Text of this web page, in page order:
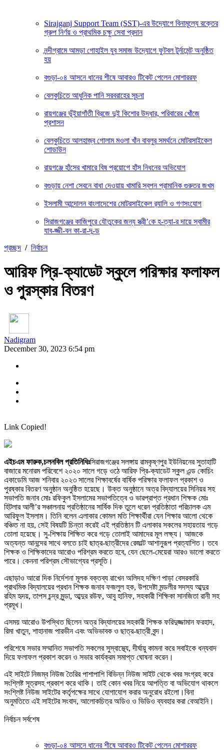
Sirajganj Support Team (SST)-এর উদ্যোগে বিনামূল্যে রক্তের
গ্রুপ নির্ণয় ও প্রাথমিক চক্ষু সেবা প্রদান
নন্দীগ্রামে আমড়া গোহাইল যুব সমাজ উদ্যোগে ফুটবল টুর্নামেন্ট অনুষ্ঠিত
হয়
বগুড়া-০৪ আসনে ধানের শীষে আবারও টিকেট পেলেন মোশাররফ
বেলকুচিতে আধুনিক পানি সরবরাহের সূচনা
রায়গঞ্জের ভূঁইয়াগাঁতী ব্রিজে দুই কিশোর উদ্ধার, পরিবারের খোঁজে
প্রশাসন
বেলকুচিতে আলহাজ্ব গোলাম মওলা খাঁন বাবলুর সমর্থনে মোটরসাইকেল
শোডাউন
রায়গঞ্জে হাঁসের খামারে বিষ প্রয়োগে হাঁস নিধনের অভিযোগ
বগুড়ায় নেশা সেবনে বাধা দেওয়ায় খামারি স্বপন প্রামানিক গুরুতর জখম
ইসলামী আন্দোলন বাংলাদেশের মোটরসাইকেল র‍্যালি ও গণসংযোগ
সিরাজগঞ্জের কাজিপুরে যৌতুকের জন্য স্ত্রী’কে হ-ত্যা-র দায়ে স্বামীর
যাব-জ্জী-বন কা-রা-দ-ন্ড
প্রচ্ছদ / নির্বাচন
আরিফ প্রি-ক্যাডেট স্কুলে পরিক্ষার ফলাফল
ও পুরস্কার বিতরণ
Nadigram
December 30, 2023 6:54 pm
Link Copied!
এইচএম ফারুক,চলনবিল প্রতিনিধিঃসিরাজগঞ্জের সলঙ্গায় রামকৃষ্ণপুর ইউনিয়নের সুতাহাটি
বাজারে মনোরম পরিবেশে ২০২০ সালে গড়ে ওঠে আরিফ প্রি-ক্যাডেট স্কুল এন্ড কোচিং
একাডেমি আজ শনিবার ২০২৩ সালের শিক্ষাবর্ষের বার্ষিক পরিক্ষার ফলাফল প্রকাশ ও
পুরষ্কার বিতরণ অনুষ্ঠান অনুষ্ঠিত হয়েছে। উক্ত অনুষ্ঠানে অত্র বিদ্যালয়ের সিনিয়র সহ
সভাপতি জনাব মোঃ রফিকুল ইসলামের সভাপতিত্বে ও ভারপ্রাপ্ত প্রধান শিক্ষক মোঃ
হিটলার আলী’র সঞ্চালনায় প্রতিষ্ঠানের সার্বিক দিক তুলে ধরেন প্রতিষ্ঠাতা পরিচালক এম
আরিফুল ইসলাম। তিনি বলেন এলাকার কোমল মতি শিক্ষার্থীরা যেন শিক্ষার আলো থেকে
বঞ্চিত না হয়, সেই বিষয়টি চিন্তা করেই এই প্রতিষ্ঠান টি এলাকার সকলের সহায়তায় গড়ে
তোলা হয়েছে। সু-শিক্ষায় শিক্ষিত করে গড়ে তোলাই আমাদের মূল লক্ষ্য। আজকে
অত্যন্ত আনন্দের সাথে বলতে চাই ছাত্র-ছাত্রীদের রেজাল্ট আশানুরূপ প্রত্যাশিত। তবে
শিক্ষক ও শিক্ষিকাদের আরোও পরিশ্রম করতে হবে, যেন ছেলে-মেয়েরা আরও ভালো করতে
পারে। কেননা পরিশ্রম সৌভাগ্যের প্রসূতি।
এছাড়াও আরো দিক নির্দেশনা মূলক বক্তব্য রাখেন অলিদহ দক্ষিণ পাড়া বেসরকারি
প্রাথমিক বিদ্যালয়ের প্রধান শিক্ষক জনাব ফজলুল হক, উপদেষ্টা মন্ডলীর সদস্য আব্দুর
রহিম হৃদয়, তাপস চন্দ্র মুন্ডা, আব্দুর রউফ, আবু হানিফ, সহকারী শিক্ষিকা সানজিতা রানী সহ
প্রমূখ।
এসময় আরোও উপস্থিত ছিলেন অত্র বিদ্যালয়ের সহকারী শিক্ষক ফরিদুজ্জামান ফরহাদ,
রিমা খাতুন, শাহানাজ পারভীন এবং অভিভাবক ও ছাত্র-ছাত্রী বৃন্দ।
পরিশেষে সভার সম্মানিত সভাপতি সকলের সুস্বাস্থ্যে, দীর্ঘায়ু কামনা করে সবাইকে ধন্যবাদ
দিয়ে ফলাফল প্রকাশ করেন ও সভার কার্যক্রম সমাপ্ত ঘোষনা করেন।
এই সাইটে নিজম্ব নিউজ তৈরির পাশাপাশি বিভিন্ন নিউজ সাইট থেকে খবর সংগ্রহ করে
সংশ্লিষ্ট সূত্রসহ প্রকাশ করে থাকি। তাই কোন খবর নিয়ে আপত্তি বা অভিযোগ থাকলে
সংশ্লিষ্ট নিউজ সাইটের কর্তৃপক্ষের সাথে যোগাযোগ করার অনুরোধ রইলো।বিনা
অনুমতিতে এই সাইটের সংবাদ, আলোকচিত্র অডিও ও ভিডিও ব্যবহার করা বেআইনি।
নির্বাচন সর্বশেষ
বগুড়া-০৪ আসনে ধানের শীষে আবারও টিকেট পেলেন মোশাররফ